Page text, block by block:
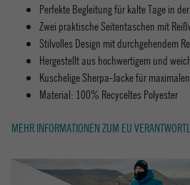
Perfekte Begleitung für kalte Tage in
Zwei praktische Seitentaschen mit
Stilvolles Design mit durchgehendem
Hergestellt aus hochwertigem und
Kuschelige Sherpa-Jacke für
Material: 100% Recyceltes Polyester
MEHR INFORMATIONEN ZUM EU